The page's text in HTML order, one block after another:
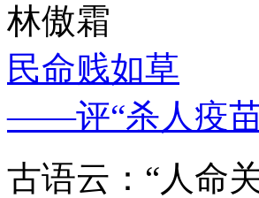
林傲霜
民命贱如草
——评“杀人疫
古语云：“人命